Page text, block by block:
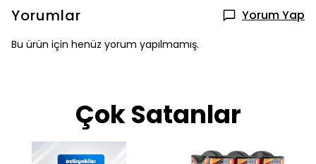
Yorumlar Yorum Yap
Bu ürün için henüz yorum yapılmamış.
Çok Satanlar